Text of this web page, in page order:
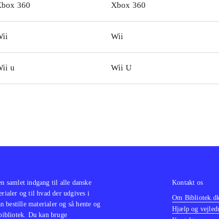
er de tidligere Just dance-spil, samt synge-
bevægelse.
af dansespil, og dem er der mange af, såvel børn som
360 Xbox 360
Wii
u Wii U
samlet indgang til alle danske
og til hvad der udgives i
bestille materialer og så hente og
Du kan bruge
Kontakt os
Om
Hjælp og